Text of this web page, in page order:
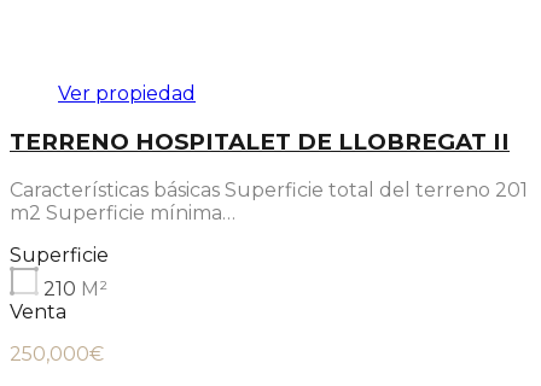
Ver propiedad
TERRENO HOSPITALET DE LLOBREGAT II
Características básicas Superficie total del terreno 201
m2 Superficie mínima…
Superficie
210 M²
Venta
250,000€